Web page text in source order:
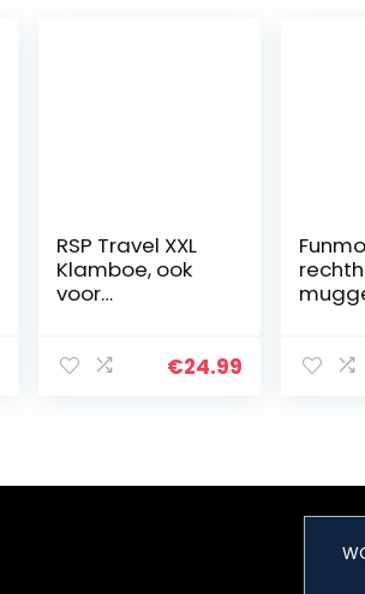
RSP Travel XXL
Klamboe, ook
voor
origineel
€24.99